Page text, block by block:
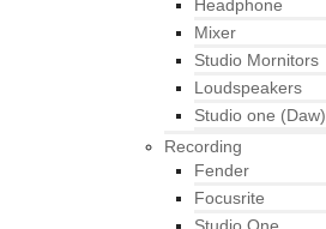
Headphone
Mixer
Studio Mornitors
Loudspeakers
Studio one (Daw)
Recording
Fender
Focusrite